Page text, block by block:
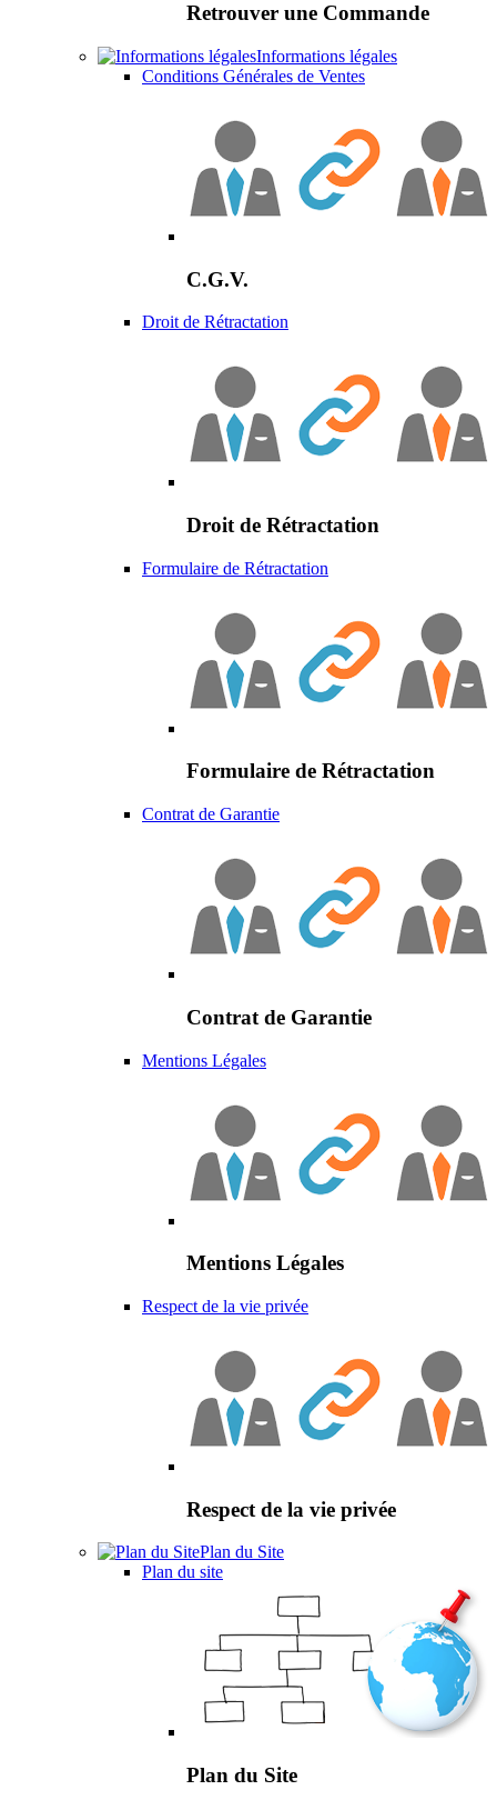
Retrouver une Commande
Informations légales
Conditions Générales de Ventes
C.G.V.
Droit de Rétractation
Droit de Rétractation
Formulaire de Rétractation
Formulaire de Rétractation
Contrat de Garantie
Contrat de Garantie
Mentions Légales
Mentions Légales
Respect de la vie privée
Respect de la vie privée
Plan du Site
Plan du site
Plan du Site